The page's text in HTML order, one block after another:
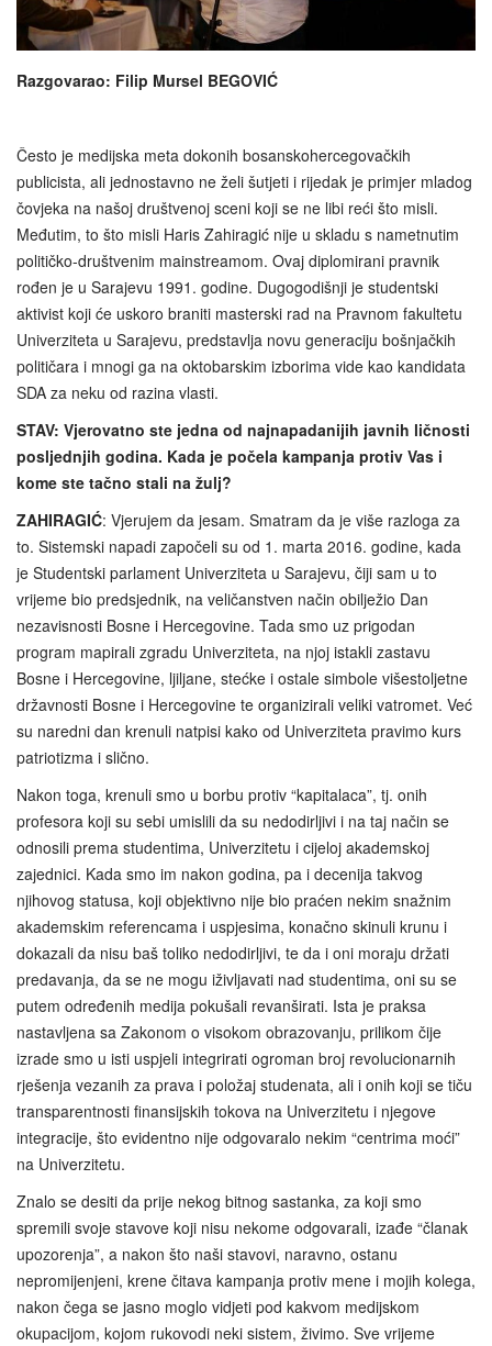
Razgovarao: Filip Mursel BEGOVIĆ
Često je medijska meta dokonih bosanskohercegovačkih
publicista, ali jednostavno ne želi šutjeti i rijedak je primjer mladog
čovjeka na našoj društvenoj sceni koji se ne libi reći što misli.
Međutim, to što misli Haris Zahiragić nije u skladu s nametnutim
političko-društvenim mainstreamom. Ovaj diplomirani pravnik
rođen je u Sarajevu 1991. godine. Dugogodišnji je studentski
aktivist koji će uskoro braniti masterski rad na Pravnom fakultetu
Univerziteta u Sarajevu, predstavlja novu generaciju bošnjačkih
političara i mnogi ga na oktobarskim izborima vide kao kandidata
SDA za neku od razina vlasti.
STAV: Vjerovatno ste jedna od najnapadanijih javnih ličnosti
posljednjih godina. Kada je počela kampanja protiv Vas i
kome ste tačno stali na žulj?
ZAHIRAGIĆ: Vjerujem da jesam. Smatram da je više razloga za
to. Sistemski napadi započeli su od 1. marta 2016. godine, kada
je Studentski parlament Univerziteta u Sarajevu, čiji sam u to
vrijeme bio predsjednik, na veličanstven način obilježio Dan
nezavisnosti Bosne i Hercegovine. Tada smo uz prigodan
program mapirali zgradu Univerziteta, na njoj istakli zastavu
Bosne i Hercegovine, ljiljane, stećke i ostale simbole višestoljetne
državnosti Bosne i Hercegovine te organizirali veliki vatromet. Već
su naredni dan krenuli natpisi kako od Univerziteta pravimo kurs
patriotizma i slično.
Nakon toga, krenuli smo u borbu protiv “kapitalaca”, tj. onih
profesora koji su sebi umislili da su nedodirljivi i na taj način se
odnosili prema studentima, Univerzitetu i cijeloj akademskoj
zajednici. Kada smo im nakon godina, pa i decenija takvog
njihovog statusa, koji objektivno nije bio praćen nekim snažnim
akademskim referencama i uspjesima, konačno skinuli krunu i
dokazali da nisu baš toliko nedodirljivi, te da i oni moraju držati
predavanja, da se ne mogu iživljavati nad studentima, oni su se
putem određenih medija pokušali revanširati. Ista je praksa
nastavljena sa Zakonom o visokom obrazovanju, prilikom čije
izrade smo u isti uspjeli integrirati ogroman broj revolucionarnih
rješenja vezanih za prava i položaj studenata, ali i onih koji se tiču
transparentnosti finansijskih tokova na Univerzitetu i njegove
integracije, što evidentno nije odgovaralo nekim “centrima moći”
na Univerzitetu.
Znalo se desiti da prije nekog bitnog sastanka, za koji smo
spremili svoje stavove koji nisu nekome odgovarali, izađe “članak
upozorenja”, a nakon što naši stavovi, naravno, ostanu
nepromijenjeni, krene čitava kampanja protiv mene i mojih kolega,
nakon čega se jasno moglo vidjeti pod kakvom medijskom
okupacijom, kojom rukovodi neki sistem, živimo. Sve vrijeme